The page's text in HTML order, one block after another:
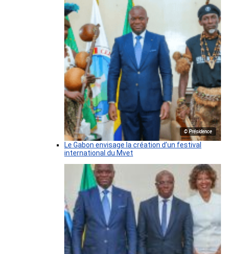
© Présidence
Le Gabon envisage la création d’un festival
international du Mvet